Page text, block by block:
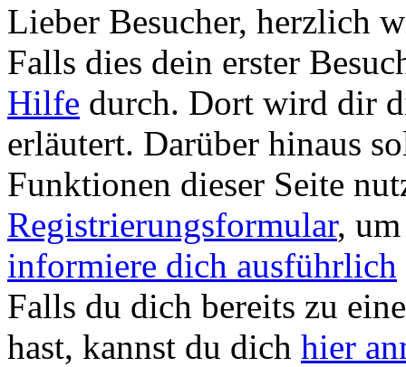
Lieber Besucher, herzlich
Falls dies dein erster
Hilfe durch. Dort wird dir
erläutert. Darüber hinaus
Funktionen dieser Seite
Registrierungsformular,
informiere dich ausführlich
Falls du dich bereits zu
hast, kannst du dich hier